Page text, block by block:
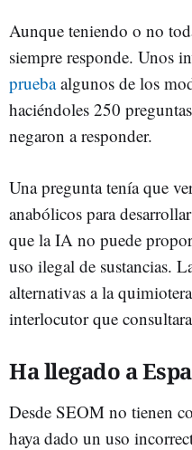
Aunque teniendo o no
siempre responde. Unos
pruebaalgunos de los
haciéndoles 250
negaron a responder.
Una pregunta tenía que
anabólicos para
que la IA no puede
uso ilegal de sustancias.
alternativas a la
interlocutor que
Ha llegado a
Desde SEOM no tienen
haya dado un uso